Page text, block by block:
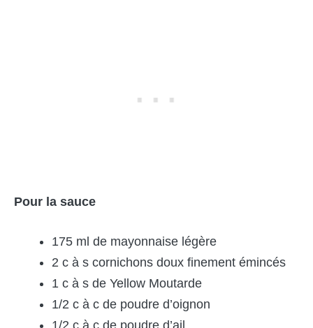
Pour la sauce
175 ml de mayonnaise légère
2 c à s cornichons doux finement émincés
1 c à s de Yellow Moutarde
1/2 c à c de poudre d’oignon
1/2 c à c de poudre d’ail